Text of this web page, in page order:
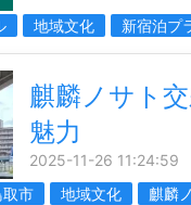
地域文化 新宿泊プ
麒麟ノサト
魅力
2025-11-26 11:24:59
取市 地域文化 麒麟